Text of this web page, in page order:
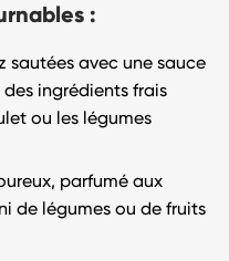
:
sautées avec une sauce
ingrédients frais
ou les légumes
parfumé aux
de légumes ou de fruits